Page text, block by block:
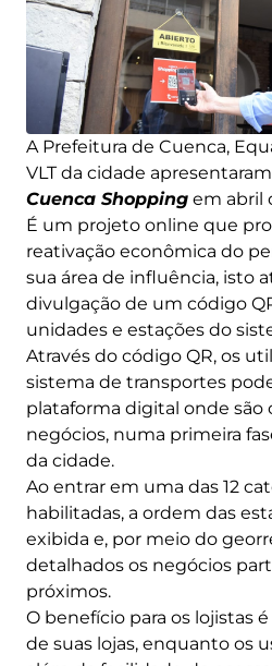
A Prefeitura de Cuenca,
VLT da cidade
Cuenca Shopping em abril
É um projeto online que
reativação econômica do
sua área de influência, isto
divulgação de um código
unidades e estações do
Através do código QR, os
sistema de transportes
plataforma digital onde são
negócios, numa primeira
da cidade.
Ao entrar em uma das 12
habilitadas, a ordem das
exibida e, por meio do
detalhados os negócios
próximos.
O benefício para os lojistas
de suas lojas, enquanto os